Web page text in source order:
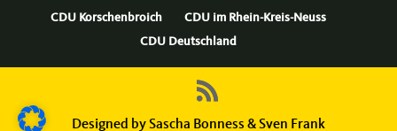
CDU Korschenbroich
CDU im Rhein-Kreis-Neuss
CDU Deutschland
Designed by Sascha Bonness & Sven Frank